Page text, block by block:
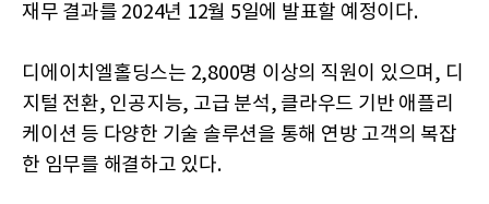
재무 결과를 2024년 12월 5일에 발표할 예정이다.
디에이치엘홀딩스는 2,800명 이상의 직원이 있으며, 디
지털 전환, 인공지능, 고급 분석, 클라우드 기반 애플리
케이션 등 다양한 기술 솔루션을 통해 연방 고객의 복잡
한 임무를 해결하고 있다.